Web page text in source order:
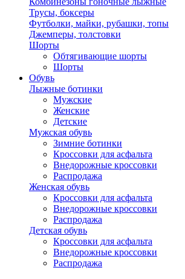
Трусы, боксеры
Футболки, майки, рубашки, топы
Джемперы, толстовки
Шорты
Обтягивающие шорты
Шорты
Обувь
Лыжные ботинки
Мужские
Женские
Детские
Мужская обувь
Зимние ботинки
Кроссовки для асфальта
Внедорожные кроссовки
Распродажа
Женская обувь
Кроссовки для асфальта
Внедорожные кроссовки
Распродажа
Детская обувь
Кроссовки для асфальта
Внедорожные кроссовки
Распродажа